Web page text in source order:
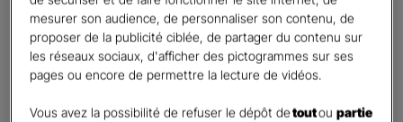
Vos informations :
Etes-vous déjà client Gan assurances ?*
Oui
Non
mesurer son audience, de personnaliser son contenu, de
proposer de la publicité ciblée, de partager du contenu sur
les réseaux sociaux, d'afficher des pictogrammes sur ses
pages ou encore de permettre la lecture de vidéos.
Vous avez la possibilité de refuser le dépôt detoutoupartie